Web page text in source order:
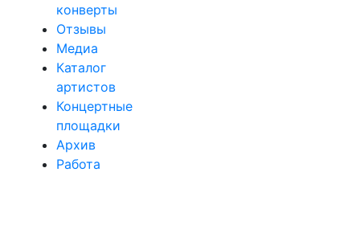
конверты
Отзывы
Медиа
Каталог
артистов
Концертные
площадки
Архив
Работа